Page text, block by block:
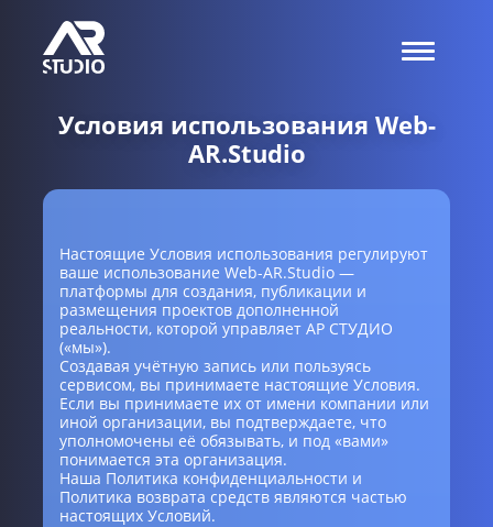
Условия использования Web-
AR.Studio
Настоящие Условия использования регулируют
ваше использование Web-AR.Studio —
платформы для создания, публикации и
размещения проектов дополненной
реальности, которой управляет АР СТУДИО
(«мы»).
Создавая учётную запись или пользуясь
сервисом, вы принимаете настоящие Условия.
Если вы принимаете их от имени компании или
иной организации, вы подтверждаете, что
уполномочены её обязывать, и под «вами»
понимается эта организация.
Наша Политика конфиденциальности и
Политика возврата средств являются частью
настоящих Условий.